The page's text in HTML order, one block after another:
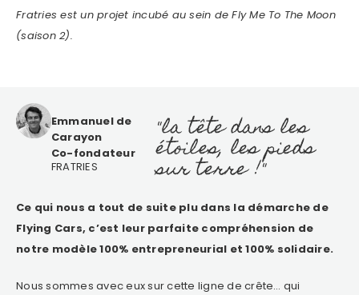
Fratries est un projet incubé au sein de Fly Me To The Moon
(saison 2).
Emmanuel de
Carayon
Co-fondateur
FRATRIES
"la tête dans les
étoiles, les pieds
sur terre !"
Ce qui nous a tout de suite plu dans la démarche de
Flying Cars, c’est leur parfaite compréhension de
notre modèle 100% entrepreneurial et 100% solidaire.
Nous sommes avec eux sur cette ligne de crête… qui